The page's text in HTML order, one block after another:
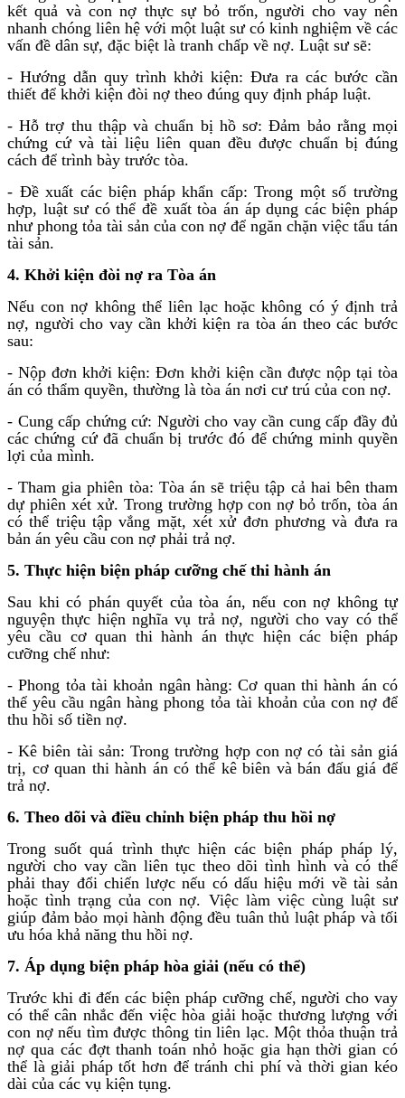
kết quả và con nợ thực sự bỏ trốn, người cho vay nên
nhanh chóng liên hệ với một luật sư có kinh nghiệm về các
vấn đề dân sự, đặc biệt là tranh chấp về nợ. Luật sư sẽ:
- Hướng dẫn quy trình khởi kiện: Đưa ra các bước cần
thiết để khởi kiện đòi nợ theo đúng quy định pháp luật.
- Hỗ trợ thu thập và chuẩn bị hồ sơ: Đảm bảo rằng mọi
chứng cứ và tài liệu liên quan đều được chuẩn bị đúng
cách để trình bày trước tòa.
- Đề xuất các biện pháp khẩn cấp: Trong một số trường
hợp, luật sư có thể đề xuất tòa án áp dụng các biện pháp
như phong tỏa tài sản của con nợ để ngăn chặn việc tẩu tán
tài sản.
4. Khởi kiện đòi nợ ra Tòa án
Nếu con nợ không thể liên lạc hoặc không có ý định trả
nợ, người cho vay cần khởi kiện ra tòa án theo các bước
sau:
- Nộp đơn khởi kiện: Đơn khởi kiện cần được nộp tại tòa
án có thẩm quyền, thường là tòa án nơi cư trú của con nợ.
- Cung cấp chứng cứ: Người cho vay cần cung cấp đầy đủ
các chứng cứ đã chuẩn bị trước đó để chứng minh quyền
lợi của mình.
- Tham gia phiên tòa: Tòa án sẽ triệu tập cả hai bên tham
dự phiên xét xử. Trong trường hợp con nợ bỏ trốn, tòa án
có thể triệu tập vắng mặt, xét xử đơn phương và đưa ra
bản án yêu cầu con nợ phải trả nợ.
5. Thực hiện biện pháp cưỡng chế thi hành án
Sau khi có phán quyết của tòa án, nếu con nợ không tự
nguyện thực hiện nghĩa vụ trả nợ, người cho vay có thể
yêu cầu cơ quan thi hành án thực hiện các biện pháp
cưỡng chế như:
- Phong tỏa tài khoản ngân hàng: Cơ quan thi hành án có
thể yêu cầu ngân hàng phong tỏa tài khoản của con nợ để
thu hồi số tiền nợ.
- Kê biên tài sản: Trong trường hợp con nợ có tài sản giá
trị, cơ quan thi hành án có thể kê biên và bán đấu giá để
trả nợ.
6. Theo dõi và điều chỉnh biện pháp thu hồi nợ
Trong suốt quá trình thực hiện các biện pháp pháp lý,
người cho vay cần liên tục theo dõi tình hình và có thể
phải thay đổi chiến lược nếu có dấu hiệu mới về tài sản
hoặc tình trạng của con nợ. Việc làm việc cùng luật sư
giúp đảm bảo mọi hành động đều tuân thủ luật pháp và tối
ưu hóa khả năng thu hồi nợ.
7. Áp dụng biện pháp hòa giải (nếu có thể)
Trước khi đi đến các biện pháp cưỡng chế, người cho vay
có thể cân nhắc đến việc hòa giải hoặc thương lượng với
con nợ nếu tìm được thông tin liên lạc. Một thỏa thuận trả
nợ qua các đợt thanh toán nhỏ hoặc gia hạn thời gian có
thể là giải pháp tốt hơn để tránh chi phí và thời gian kéo
dài của các vụ kiện tụng.